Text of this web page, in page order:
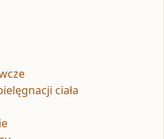
ciała